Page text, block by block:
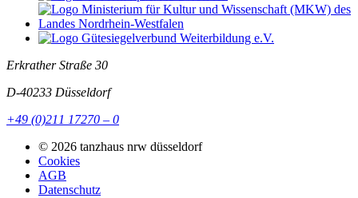
Erkrather Straße 30
D-40233 Düsseldorf
+49 (0)211 17270 – 0
© 2026 tanzhaus nrw düsseldorf
Cookies
AGB
Datenschutz